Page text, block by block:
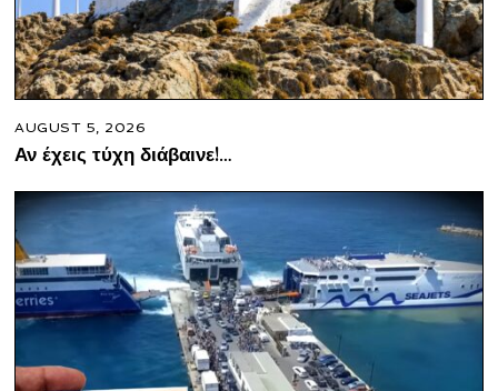
AUGUST 5, 2026
Αν έχεις τύχη διάβαινε!…